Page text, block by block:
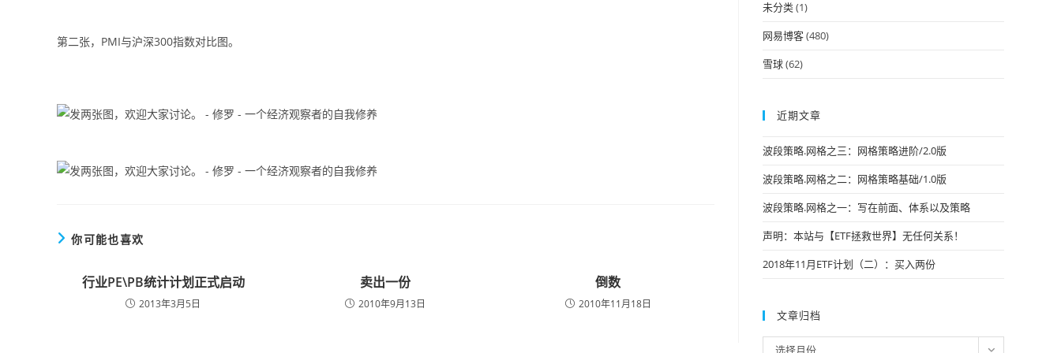
第二张，PMI与沪深300指数对比图。
你可能也喜欢
行业PE\PB统计计划正式启动
2013年3月5日
卖出一份
2010年9月13日
倒数
2010年11月18日
未分类(1)
网易博客(480)
雪球(62)
近期文章
波段策略.网格之三：网格策略进阶/2.0版
波段策略.网格之二：网格策略基础/1.0版
波段策略.网格之一：写在前面、体系以及策略
声明：本站与【ETF拯救世界】无任何关系！
2018年11月ETF计划（二）：买入两份
文章归档
选择月份